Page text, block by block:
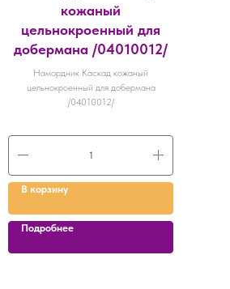
кожаный
цельнокроенный для
добермана /04010012/
Намордник Каскад кожаный
цельнокроенный для добермана
/04010012/
В корзину
Подробнее